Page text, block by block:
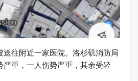
送往附近一家医院。洛杉矶消防局
严重，一人伤势严重，其余受轻